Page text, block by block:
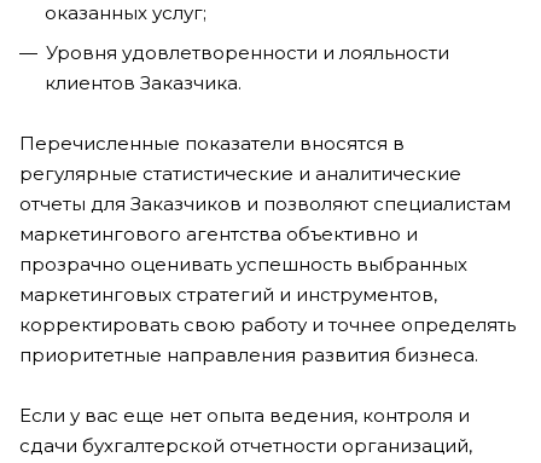
оказанных услуг;
Уровня удовлетворенности и лояльности
клиентов Заказчика.
Перечисленные показатели вносятся в
регулярные статистические и аналитические
отчеты для Заказчиков и позволяют специалистам
маркетингового агентства объективно и
прозрачно оценивать успешность выбранных
маркетинговых стратегий и инструментов,
корректировать свою работу и точнее определять
приоритетные направления развития бизнеса.
Если у вас еще нет опыта ведения, контроля и
сдачи бухгалтерской отчетности организаций,